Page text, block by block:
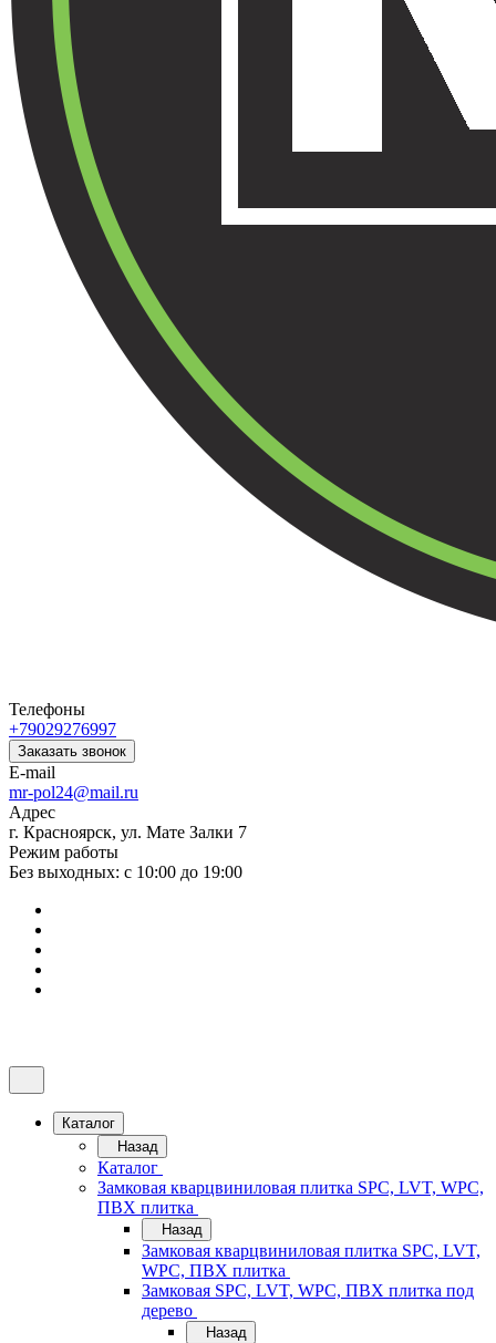
Телефоны
+79029276997
Заказать звонок
E-mail
mr-pol24@mail.ru
Адрес
г. Красноярск, ул. Мате Залки 7
Режим работы
Без выходных: с 10:00 до 19:00
Каталог
Назад
Каталог
Замковая кварцвиниловая плитка SPC, LVT, WPC,
ПВХ плитка
Назад
Замковая кварцвиниловая плитка SPC, LVT,
WPC, ПВХ плитка
Замковая SPC, LVT, WPC, ПВХ плитка под
дерево
Назад